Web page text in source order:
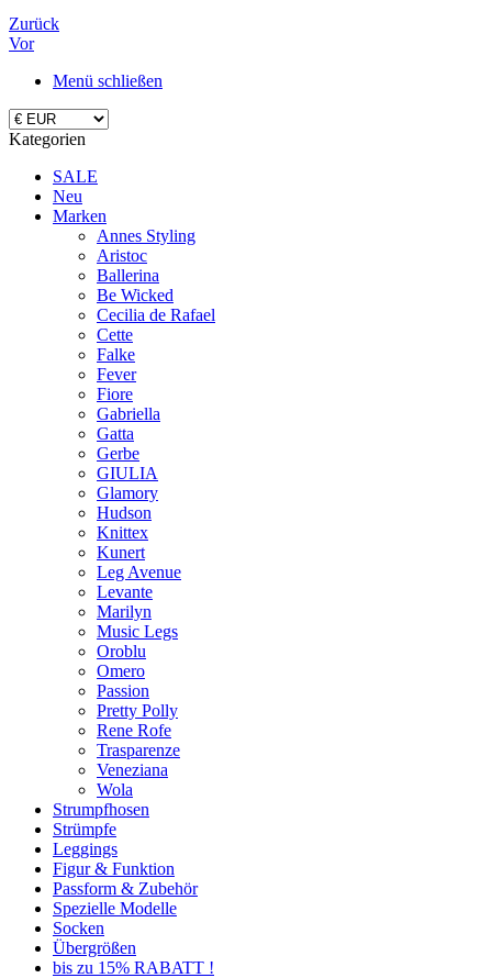
Zurück
Vor
Menü schließen
Kategorien
SALE
Neu
Marken
Annes Styling
Aristoc
Ballerina
Be Wicked
Cecilia de Rafael
Cette
Falke
Fever
Fiore
Gabriella
Gatta
Gerbe
GIULIA
Glamory
Hudson
Knittex
Kunert
Leg Avenue
Levante
Marilyn
Music Legs
Oroblu
Omero
Passion
Pretty Polly
Rene Rofe
Trasparenze
Veneziana
Wola
Strumpfhosen
Strümpfe
Leggings
Figur & Funktion
Passform & Zubehör
Spezielle Modelle
Socken
Übergrößen
bis zu 15% RABATT !